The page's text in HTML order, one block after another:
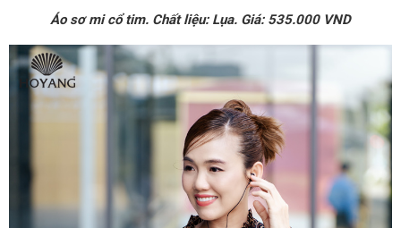
Áo sơ mi cổ tim. Chất liệu: Lụa. Giá: 535.000 VND